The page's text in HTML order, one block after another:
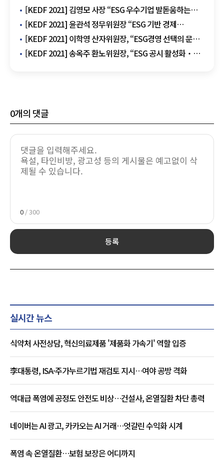
[KEDF 2021] 김영모 사장 “ESG 우수기업 발돋움하는
소중한 계기 될 것”
[KEDF 2021] 윤관석 정무위원장 “ESG 기반 경제
패러다임, 기업의 사회적 책임 높이는 기회”
[KEDF 2021] ​이학영 산자위원장, “ESG경영 선택의 문제
아냐…국회서도 적극 지원”
[KEDF 2021] 송옥주 환노위원장, “ESG 공시 활성화‧K-
0개의 댓글
0 / 300
등록
실시간 뉴스
식약처 사전상담, 혁신의료제품 '제품화 가속기' 역할 입증
李대통령, ISA·주가누르기법 재검토 지시…여야 공방 격화
역대급 폭염에 공정도 안전도 비상…건설사, 온열질환 차단 총력
네이버는 AI 광고, 카카오는 AI 거래…엇갈린 수익화 시계
폭염 속 온열질환…보험 보장은 어디까지